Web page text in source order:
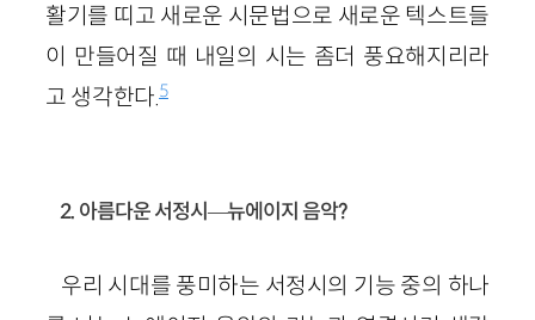
활기를 띠고 새로운 시문법으로 새로운 텍스트들
이 만들어질 때 내일의 시는 좀더 풍요해지리라
고 생각한다.5
2. 아름다운 서정시—뉴에이지 음악?
우리 시대를 풍미하는 서정시의 기능 중의 하나